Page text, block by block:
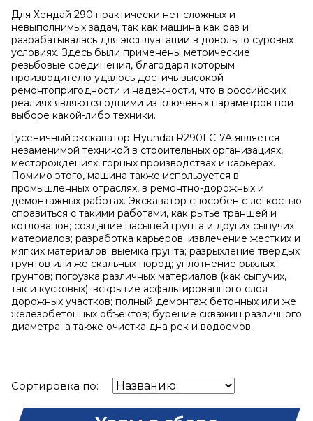
Для Хендай 290 практически нет сложных и
невыполнимых задач, так как машина как раз и
разрабатывалась для эксплуатации в довольно суровых
условиях. Здесь были применены метрические
резьбовые соединения, благодаря которым
производителю удалось достичь высокой
ремонтопригодности и надежности, что в российских
реалиях являются одними из ключевых параметров при
выборе какой-либо техники.
Гусеничный экскаватор Hyundai R290LC-7A является
незаменимой техникой в строительных организациях,
месторождениях, горных производствах и карьерах.
Помимо этого, машина также используется в
промышленных отраслях, в ремонтно-дорожных и
демонтажных работах. Экскаватор способен с легкостью
справиться с такими работами, как рытье траншей и
котлованов; создание насыпей грунта и других сыпучих
материалов; разработка карьеров; извлечение жестких и
мягких материалов; выемка грунта; разрыхление твердых
грунтов или же скальных пород; уплотнение рыхлых
грунтов; погрузка различных материалов (как сыпучих,
так и кусковых); вскрытие асфальтированного слоя
дорожных участков; полный демонтаж бетонных или же
железобетонных объектов; бурение скважин различного
диаметра; а также очистка дна рек и водоемов.
Сортировка по: